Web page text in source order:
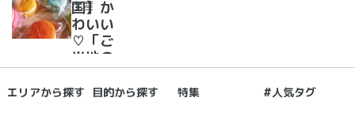
れ/星
に願い
☆彡
土産
国】か
わいい
♡「ご
当地の
お土
産」が
エリアから探す 目的から探す 特集 #人気タグ